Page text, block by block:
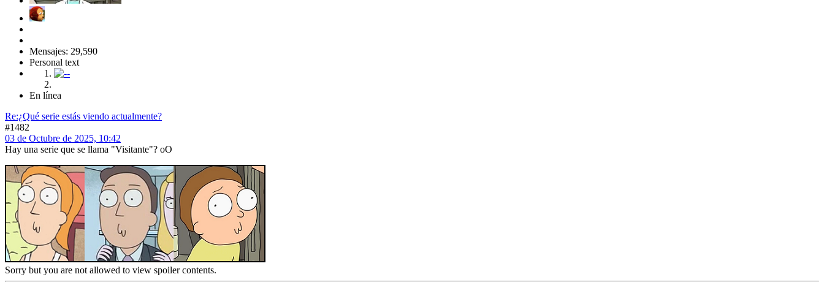
Mensajes: 29,590
Personal text
En línea
Re:¿Qué serie estás viendo actualmente?
#1482
03 de Octubre de 2025, 10:42
Hay una serie que se llama "Visitante"? oO
Sorry but you are not allowed to view spoiler contents.